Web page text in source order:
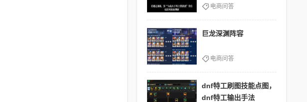
电商问答
巨龙深渊阵容
电商问答
dnf特工刷图技能点图，
dnf特工输出手法